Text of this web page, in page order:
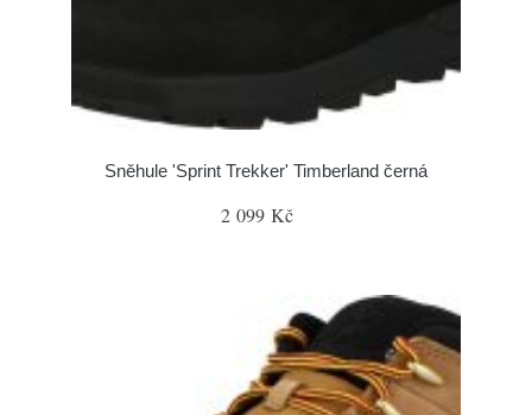
Sněhule 'Sprint Trekker' Timberland černá
2 099 Kč